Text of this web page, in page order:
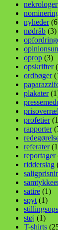
nekrologer
nyheder
nødråb (3)
oprop (3)
opskrifter
ordbøger
plakater
profetier
rapporter
referater
reportager
ridderslag
satire (1)
spyt (1)
støj (1)
T-shirts